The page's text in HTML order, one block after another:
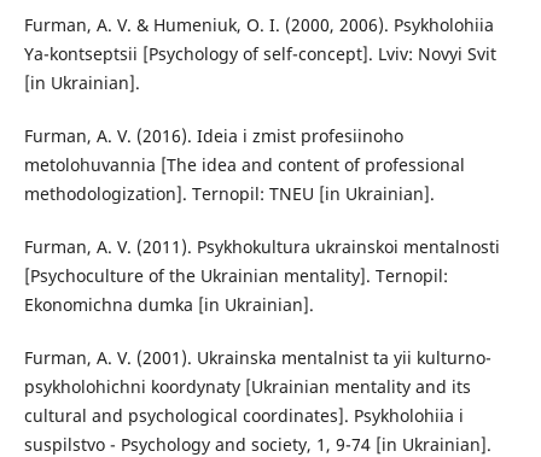
Furman, A. V. & Humeniuk, O. I. (2000, 2006). Psykholohiia
Ya-kontseptsii [Psychology of self-concept]. Lviv: Novyi Svit
[in Ukrainian].
Furman, A. V. (2016). Ideia i zmist profesiinoho
metolohuvannia [The idea and content of professional
methodologization]. Ternopil: TNEU [in Ukrainian].
Furman, A. V. (2011). Psykhokultura ukrainskoi mentalnosti
[Psychoculture of the Ukrainian mentality]. Ternopil:
Ekonomichna dumka [in Ukrainian].
Furman, A. V. (2001). Ukrainska mentalnist ta yii kulturno-
psykholohichni koordynaty [Ukrainian mentality and its
cultural and psychological coordinates]. Psykholohiia i
suspilstvo - Psychology and society, 1, 9-74 [in Ukrainian].